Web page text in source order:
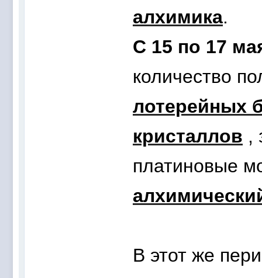
алхимика.
С 15 по 17
количество по
лотерейных
кристаллов ,
платиновые
В этот же